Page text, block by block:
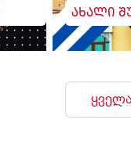
ახალი